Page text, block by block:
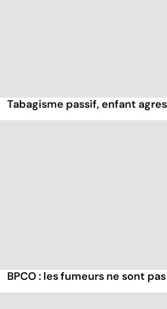
Tabagisme passif, enfant
BPCO : les fumeurs ne sont